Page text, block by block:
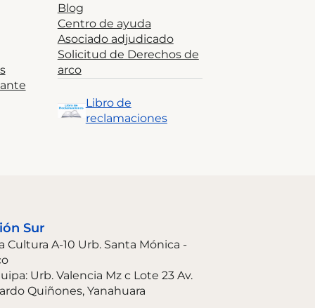
Blog
Centro de ayuda
Asociado adjudicado
Solicitud de Derechos de
arco
Libro de
reclamaciones
Sur
Cultura A-10 Urb. Santa Mónica -
Urb. Valencia Mz c Lote 23 Av.
Quiñones, Yanahuara